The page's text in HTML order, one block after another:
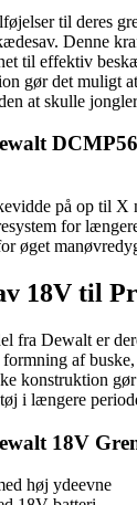
til deres
Denne
til effektiv
gør det muligt
at skulle
på op til X
for
øget
18V til
fra Dewalt er
af
konstruktion
i længere
18V
høj ydeevne